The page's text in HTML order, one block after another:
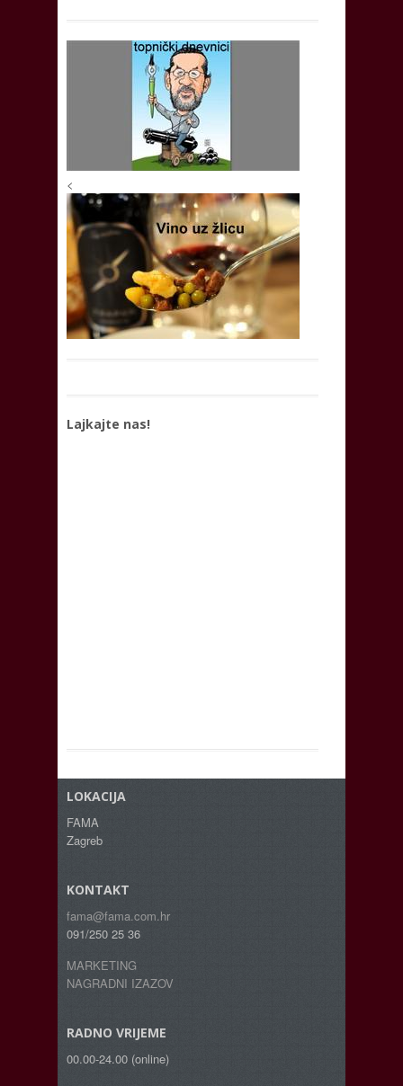
<
Lajkajte nas!
LOKACIJA
FAMA
Zagreb
KONTAKT
fama@fama.com.hr
091/250 25 36
MARKETING
NAGRADNI IZAZOV
RADNO VRIJEME
00.00-24.00 (online)